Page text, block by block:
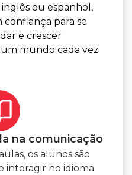
ou espanhol,
confiança para se
e crescer
mundo cada vez
na comunicação
os alunos são
interagir no idioma